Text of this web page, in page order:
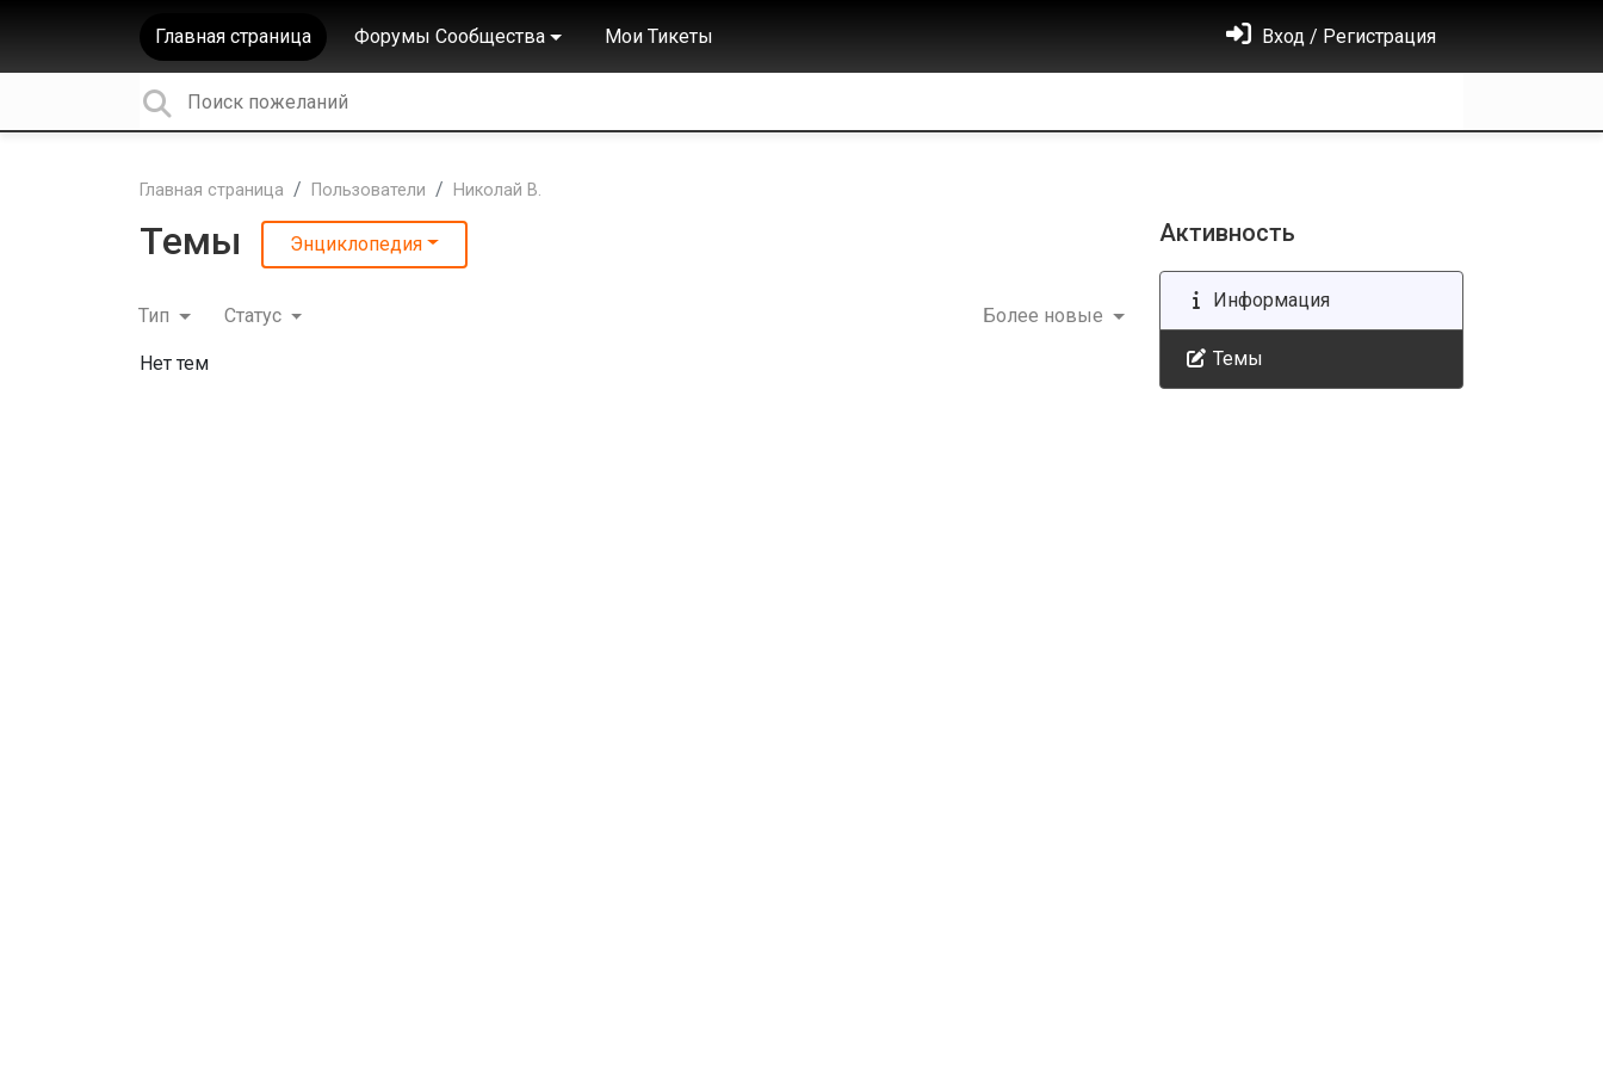
Главная страница Форумы Сообщества Мои Тикеты Вход / Регистрация
Главная страница Пользователи Николай В.
Темы Энциклопедия
Тип Статус Более новые
Нет тем
Активность
Информация
Темы